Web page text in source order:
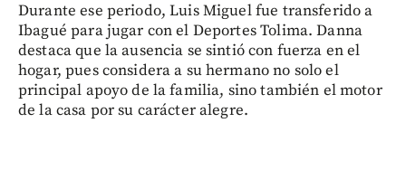
Durante ese periodo, Luis Miguel fue transferido a
Ibagué para jugar con el Deportes Tolima. Danna
destaca que la ausencia se sintió con fuerza en el
hogar, pues considera a su hermano no solo el
principal apoyo de la familia, sino también el motor
de la casa por su carácter alegre.